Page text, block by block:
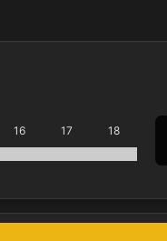
16 17 18